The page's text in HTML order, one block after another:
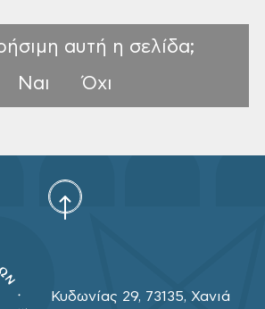
αυτή η σελίδα;
Ναι
Όχι
Κυδωνίας 29, 73135, Χανιά